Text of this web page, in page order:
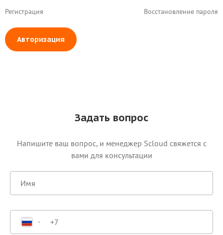
Регистрация Восстановление пароля
Авторизация
Задать вопрос
Напишите ваш вопрос, и менеджер Scloud свяжется c
вами для консультации